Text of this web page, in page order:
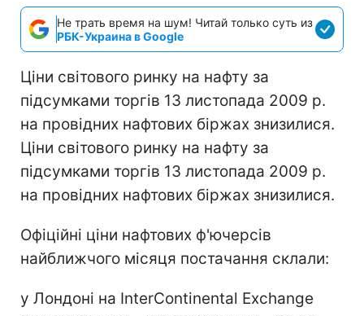
Не трать время на шум! Читай только суть из
РБК-Украина в Google
Ціни світового ринку на нафту за
підсумками торгів 13 листопада 2009 р.
на провідних нафтових біржах знизилися.
Ціни світового ринку на нафту за
підсумками торгів 13 листопада 2009 р.
на провідних нафтових біржах знизилися.
Офіційні ціни нафтових ф'ючерсів
найближчого місяця постачання склали:
у Лондоні на InterContinental Exchange